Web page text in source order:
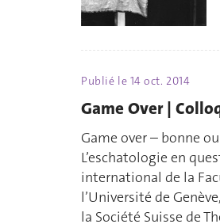
Publié le 14 oct. 2014
Game Over |
Game over – bonne
L’eschatologie en
international de la
l’Université de
la Société Suisse de